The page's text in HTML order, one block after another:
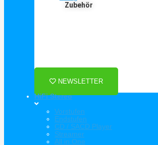
Zubehör
Als Danke schön für Ihre Anmeldung
NEWSLETTER
HiFi Stereo
Vorstufen
Endstufen
CD / SACD Player
Streamer
All in One